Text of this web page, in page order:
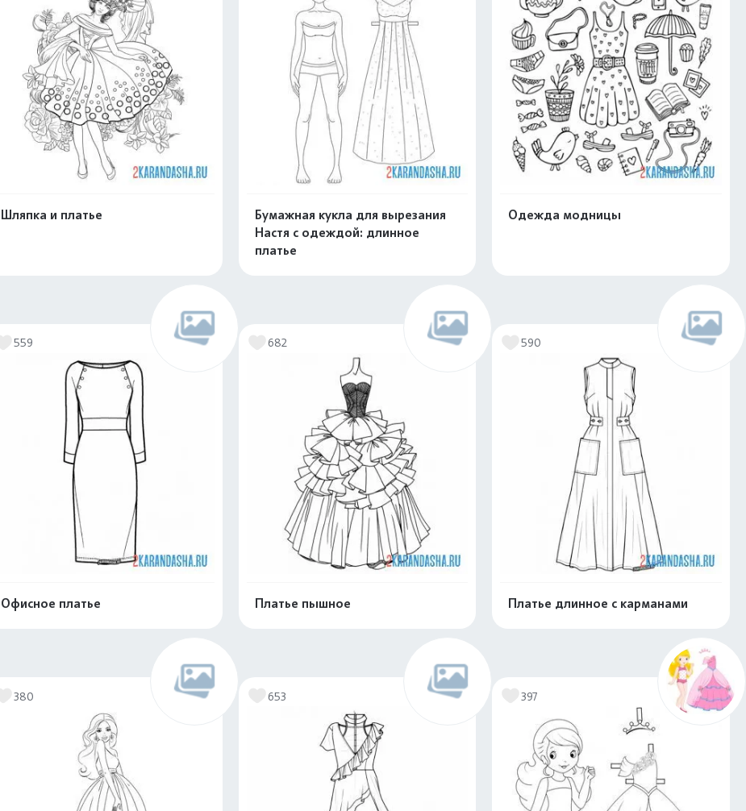
Шляпка и платье
Бумажная кукла для вырезания
Настя с одеждой: длинное
платье
Одежда модницы
559
Офисное платье
682
Платье пышное
590
Платье длинное с карманами
Распечатать и скачать
380 653 397